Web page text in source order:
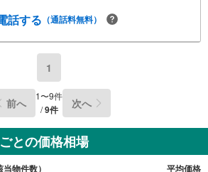
話する （通話料無料）
1
前へ 1〜9件
/9件 次へ
との価格相場
物件数） 平均価格